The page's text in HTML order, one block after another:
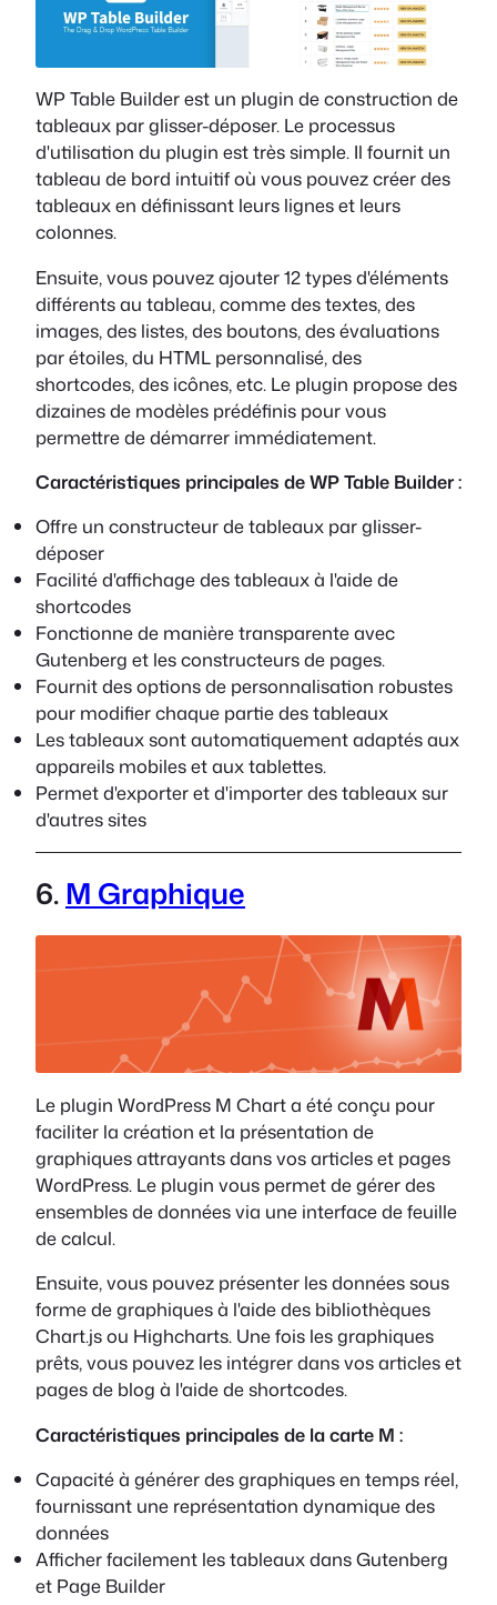
WP Table Builder est un plugin de construction de
tableaux par glisser-déposer. Le processus
d'utilisation du plugin est très simple. Il fournit un
tableau de bord intuitif où vous pouvez créer des
tableaux en définissant leurs lignes et leurs
colonnes.
Ensuite, vous pouvez ajouter 12 types d'éléments
différents au tableau, comme des textes, des
images, des listes, des boutons, des évaluations
par étoiles, du HTML personnalisé, des
shortcodes, des icônes, etc. Le plugin propose des
dizaines de modèles prédéfinis pour vous
permettre de démarrer immédiatement.
Caractéristiques principales de WP Table Builder :
Offre un constructeur de tableaux par glisser-
déposer
Facilité d'affichage des tableaux à l'aide de
shortcodes
Fonctionne de manière transparente avec
Gutenberg et les constructeurs de pages.
Fournit des options de personnalisation robustes
pour modifier chaque partie des tableaux
Les tableaux sont automatiquement adaptés aux
appareils mobiles et aux tablettes.
Permet d'exporter et d'importer des tableaux sur
d'autres sites
6.M Graphique
Le plugin WordPress M Chart a été conçu pour
faciliter la création et la présentation de
graphiques attrayants dans vos articles et pages
WordPress. Le plugin vous permet de gérer des
ensembles de données via une interface de feuille
de calcul.
Ensuite, vous pouvez présenter les données sous
forme de graphiques à l'aide des bibliothèques
Chart.js ou Highcharts. Une fois les graphiques
prêts, vous pouvez les intégrer dans vos articles et
pages de blog à l'aide de shortcodes.
Caractéristiques principales de la carte M :
Capacité à générer des graphiques en temps réel,
fournissant une représentation dynamique des
données
Afficher facilement les tableaux dans Gutenberg
et Page Builder